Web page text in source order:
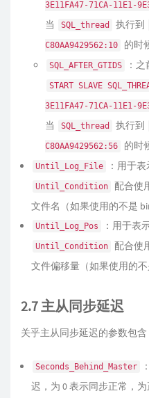
3E11FA47-71CA-11E1-
当
SQL_thread 执行到
C80AA9429562:10 的时
SQL_AFTER_GTIDS ：
START SLAVE
3E11FA47-71CA-11E1-
当
SQL_thread 执行到
C80AA9429562:56 的时
Until_Log_File ：用于
Until_Condition
配合使
文件名（如果使用的不是
Until_Log_Pos ：用于表
Until_Condition
配合使
文件偏移量（如果使用的不
2.7 主从同步延迟
关乎主从同步延迟的参数包含
Seconds_Behind_Master
迟，为 0 表示同步正常，